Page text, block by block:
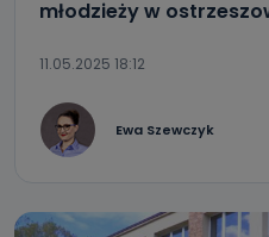
młodzieży w
11.05.2025 18:12
Ewa Szewczyk